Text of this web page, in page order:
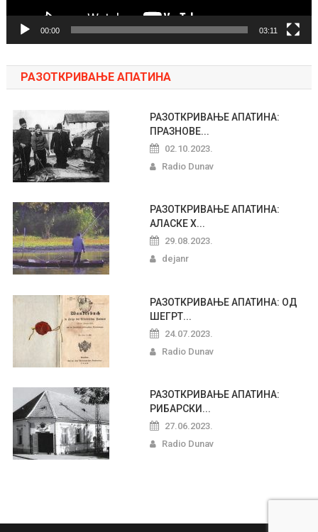
00:00 03:11
РАЗОТКРИВАЊЕ АПАТИНА
РАЗОТКРИВАЊЕ АПАТИНА:
ПРАЗНОВЕ...
02.10.2023.
Radio Dunav
РАЗОТКРИВАЊЕ АПАТИНА:
АЛАСКЕ Х...
29.08.2023.
dejanr
РАЗОТКРИВАЊЕ АПАТИНА: ОД
ШЕГРТ...
24.07.2023.
Radio Dunav
РАЗОТКРИВАЊЕ АПАТИНА:
РИБАРСКИ...
27.06.2023.
Radio Dunav